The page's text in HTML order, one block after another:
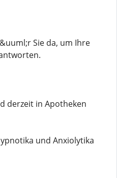
Sie da, um Ihre
derzeit in Apotheken
und Anxiolytika